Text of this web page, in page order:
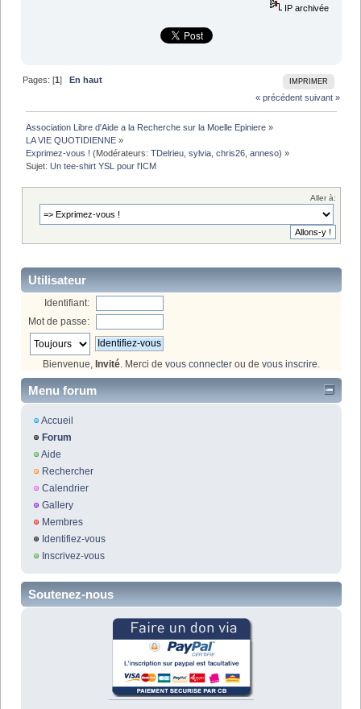
IP archivée
IMPRIMER
Pages: [1]
En haut
« précédent suivant »
Association Libre d'Aide a la Recherche sur la Moelle Epiniere »
LA VIE QUOTIDIENNE »
Exprimez-vous ! (Modérateurs:TDelrieu,sylvia,chris26,anneso) »
Sujet:Un tee-shirt YSL pour l'ICM
Aller à:
Utilisateur
Identifiant:
Mot de passe:
Bienvenue, Invité. Merci de vous connecter ou de vous inscrire.
Menu forum
Accueil
Forum
Aide
Rechercher
Calendrier
Gallery
Membres
Identifiez-vous
Inscrivez-vous
Soutenez-nous